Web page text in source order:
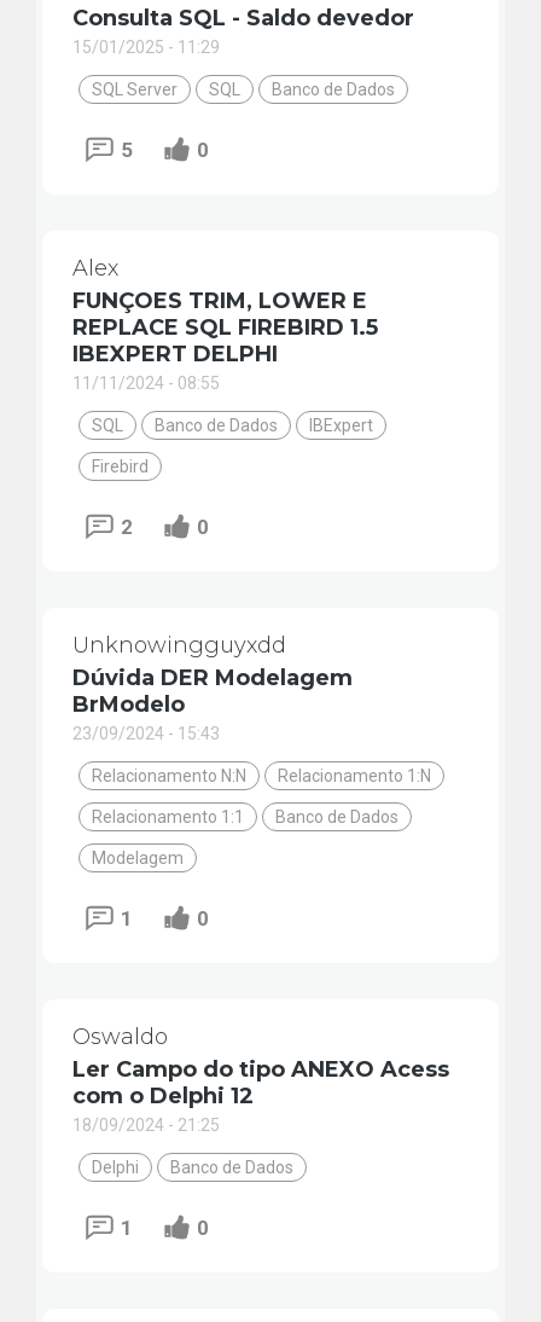
Consulta SQL - Saldo devedor
15/01/2025 - 11:29
SQL Server SQL Banco de Dados
5 0
Alex
FUNÇOES TRIM, LOWER E
REPLACE SQL FIREBIRD 1.5
IBEXPERT DELPHI
11/11/2024 - 08:55
SQL Banco de Dados IBExpert
Firebird
2 0
Unknowingguyxdd
Dúvida DER Modelagem
BrModelo
23/09/2024 - 15:43
Relacionamento N:N Relacionamento 1:N
Relacionamento 1:1 Banco de Dados
Modelagem
1 0
Oswaldo
Ler Campo do tipo ANEXO Acess
com o Delphi 12
18/09/2024 - 21:25
Delphi Banco de Dados
1 0